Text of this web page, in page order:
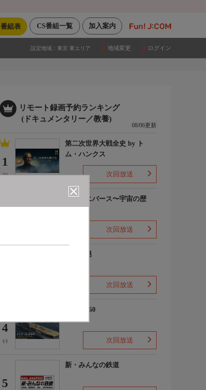
加入案内
CS番組一覧
番組表
設定地域： 東京 東エリア 地域変更 ログイン
リモート録画予約ランキング
(ドキュメンタリー／教養)
08/06更新
1
(1)
第二次世界大戦全史 by ト
ム・ハンクス
次回放送
ザ・ユニバース〜宇宙の歴
次回放送
ザ・森男
次回放送
4
(-)
バトル360
次回放送
5
新・みんなの鉄道